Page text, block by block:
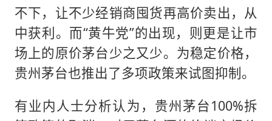
不下，让不少经销商囤货再高价卖出，从
中获利。而“黄牛党”的出现，则更是让市
场上的原价茅台少之又少。为稳定价格，
贵州茅台也推出了多项政策来试图抑制。
有业内人士分析认为，贵州茅台100%拆